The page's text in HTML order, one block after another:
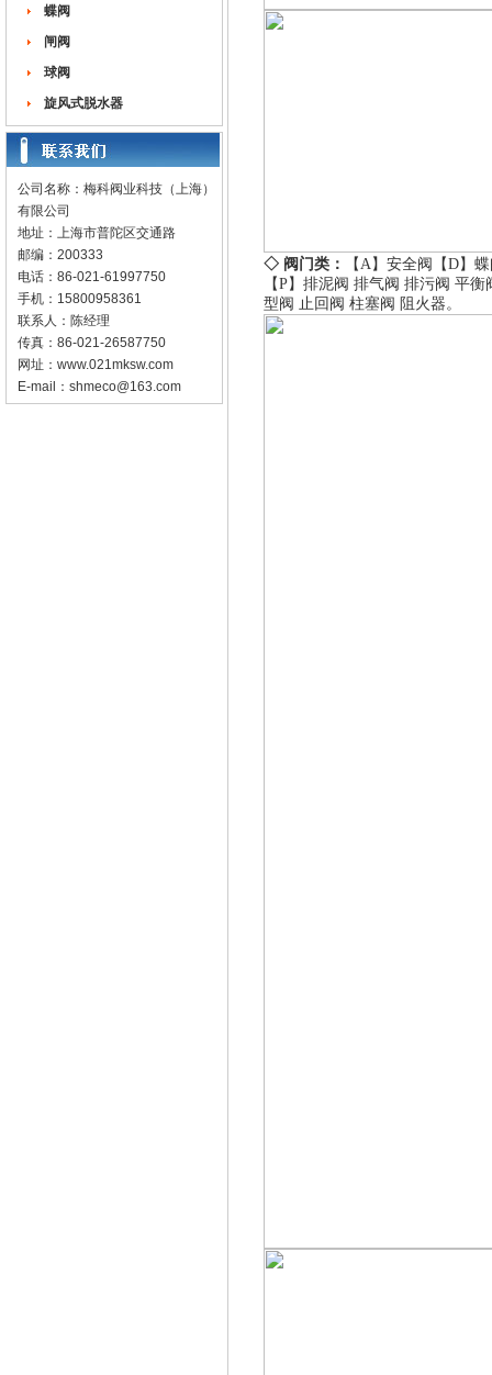
蝶阀
闸阀
球阀
旋风式脱水器
公司名称：梅科阀业科技（上海）
有限公司
地址：上海市普陀区交通路
邮编：200333
电话：86-021-61997750
手机：15800958361
联系人：陈经理
传真：86-021-26587750
网址： www.021mksw.com
E-mail： shmeco@163.com
◇ 阀门类： 【A】 安全阀 【D】
【P】 排泥阀 排气阀 排污阀 平衡
型阀 止回阀 柱塞阀 阻火器。